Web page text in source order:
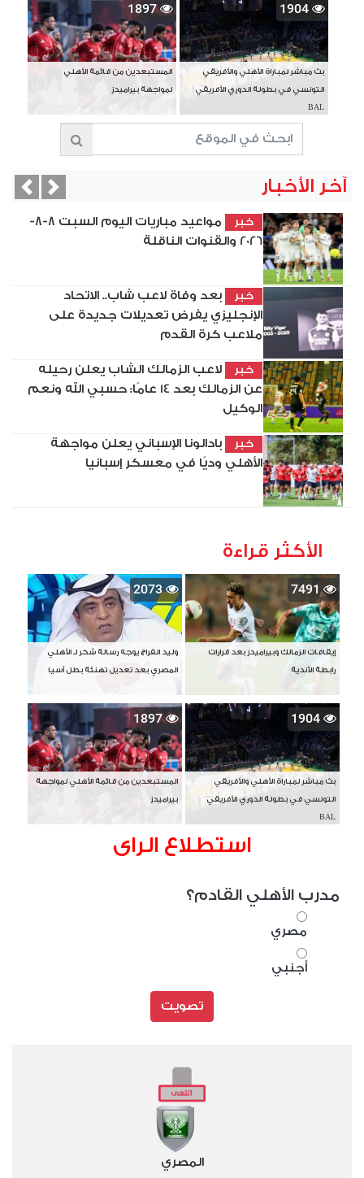
1904
بث مباشر لمباراة الأهلي والأفريقي
التونسي في بطولة الدوري الأفريقي
BAL
1897
المستبعدين من قائمة الأهلي
لمواجهة بيراميدز
آخر الأخبار
خبر
مواعيد مباريات اليوم السبت 8-8-
2026 والقنوات الناقلة
خبر
بعد وفاة لاعب شاب.. الاتحاد
الإنجليزي يفرض تعديلات جديدة على
ملاعب كرة القدم
خبر
لاعب الزمالك الشاب يعلن رحيله
عن الزمالك بعد 14 عامًا: حسبي الله ونعم
الوكيل
خبر
بادالونا الإسباني يعلن مواجهة
الأهلي وديًا في معسكر إسبانيا
Next
الأكثر قراءة
7491
إيقافات الزمالك وبيراميدز بعد قرارات
رابطة الأندية
2073
وليد الفراج يوجه رسالة شكر لـ الأهلي
المصري بعد تعديل تهنئة بطل آسيا
1904
بث مباشر لمباراة الأهلي والأفريقي
التونسي في بطولة الدوري الأفريقي
BAL
1897
المستبعدين من قائمة الأهلي لمواجهة
بيراميدز
استطلاع الراى
مدرب الأهلي القادم؟
مصري
أجنبي
تصويت
المصري